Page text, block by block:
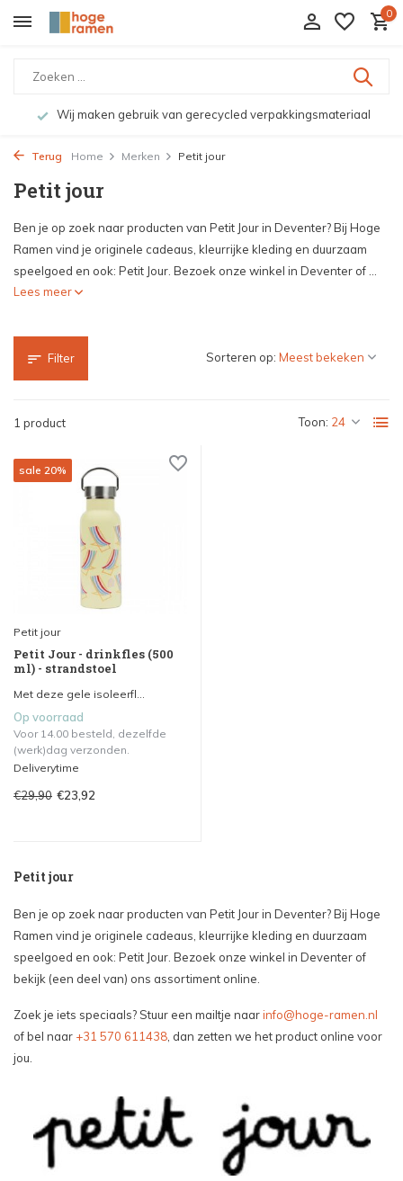
0
Wij maken gebruik van gerecycled verpakkingsmateriaal
Terug Home Merken Petit jour
Petit jour
Ben je op zoek naar producten van Petit Jour in Deventer? Bij Hoge
Ramen vind je originele cadeaus, kleurrijke kleding en duurzaam
speelgoed en ook: Petit Jour. Bezoek onze winkel in Deventer of ...
Lees meer
Filter
1 product Toon:
Sorteren op:
sale 20%
Petit jour
Petit Jour - drinkfles (500
ml) - strandstoel
Met deze gele isoleerfl...
Op voorraad
Voor 14.00 besteld, dezelfde
(werk)dag verzonden.
Deliverytime
€29,90 €23,92
Petit jour
Ben je op zoek naar producten van Petit Jour in Deventer? Bij Hoge
Ramen vind je originele cadeaus, kleurrijke kleding en duurzaam
speelgoed en ook: Petit Jour. Bezoek onze winkel in Deventer of
bekijk (een deel van) ons assortiment online.
Zoek je iets speciaals? Stuur een mailtje naarinfo@hoge-ramen.nl
of bel naar +31 570 611438 , dan zetten we het product online voor
jou.